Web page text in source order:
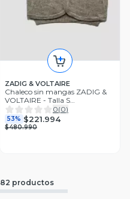
ZADIG & VOLTAIRE
Chaleco sin mangas ZADIG &
VOLTAIRE - Talla S
(VOP01043960)
0(0)
53% $221.994
$480.990
82 productos